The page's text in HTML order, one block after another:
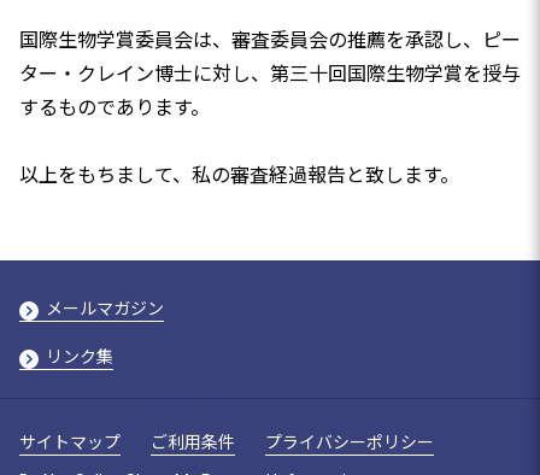
国際生物学賞委員会は、審査委員会の推薦を承認し、ピー
ター・クレイン博士に対し、第三十回国際生物学賞を授与
するものであります。
以上をもちまして、私の審査経過報告と致します。
メールマガジン
リンク集
サイトマップ ご利用条件
プライバシーポリシー